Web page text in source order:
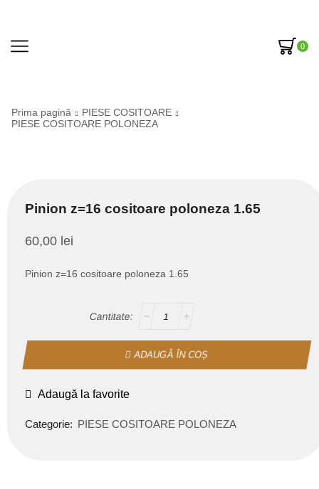
0
Prima pagină
PIESE COSITOARE
PIESE COSITOARE POLONEZA
Pinion z=16 cositoare poloneza 1.65
60,00 lei
Pinion z=16 cositoare poloneza 1.65
ADAUGĂ ÎN COȘ
Adaugă la favorite
Categorie: PIESE COSITOARE POLONEZA